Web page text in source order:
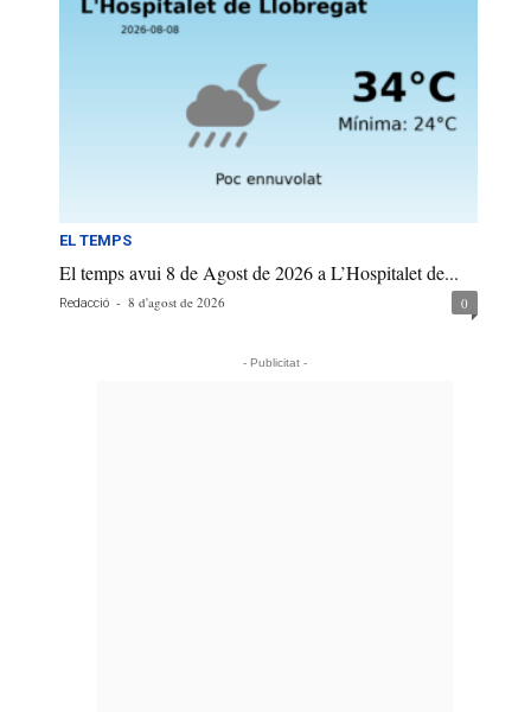
EL TEMPS
El temps avui 8 de Agost de 2026 a L’Hospitalet de...
Redacció - 8 d'agost de 2026 0
- Publicitat -